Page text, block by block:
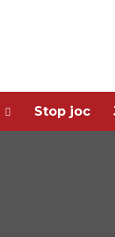
Stop joc